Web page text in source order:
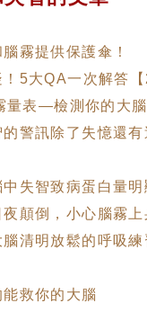
霧提供保護傘！
5大QA一次解答【
量表—檢測你的大
警訊除了失憶還有
失智致病蛋白量明
顛倒，小心腦霧上
清明放鬆的呼吸
救你的大腦